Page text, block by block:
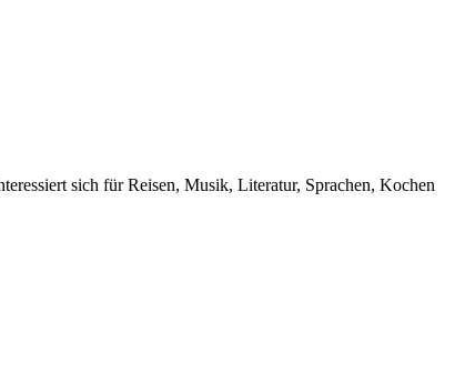
sich für Reisen, Musik, Literatur, Sprachen, Kochen